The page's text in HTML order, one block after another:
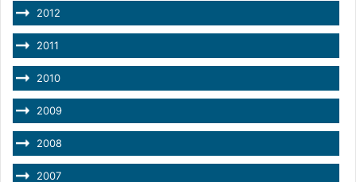
2012
2011
2010
2009
2008
2007